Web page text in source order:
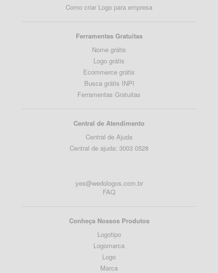
Como criar Logo para empresa
Ferramentas Gratuitas
Nome grátis
Logo grátis
Ecommerce grátis
Busca grátis INPI
Ferramentas Gratuitas
Central de Atendimento
Central de Ajuda
Central de ajuda: 3003 0528
yes@wedologos.com.br
FAQ
Conheça Nossos Produtos
Logotipo
Logomarca
Logo
Marca